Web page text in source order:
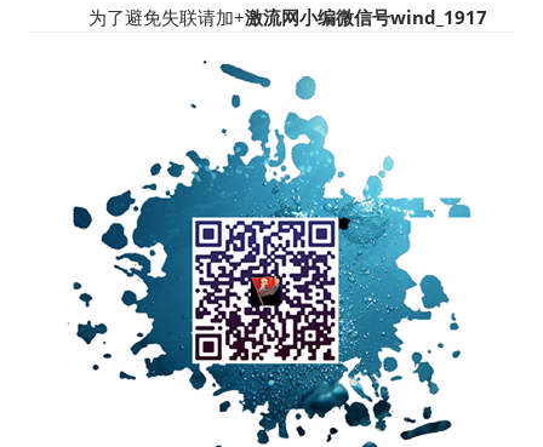
为了避免失联请加+激流网小编微信号wind_1917